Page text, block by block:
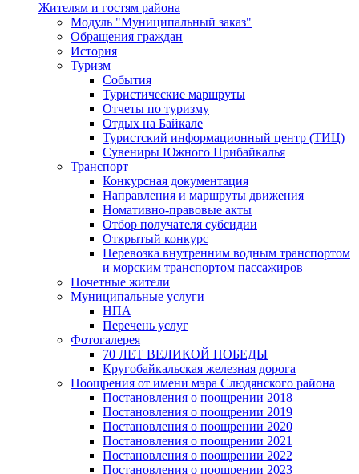
Жителям и гостям района
Модуль "Муниципальный заказ"
Обращения граждан
История
Туризм
События
Туристические маршруты
Отчеты по туризму
Отдых на Байкале
Туристский информационный центр (ТИЦ)
Сувениры Южного Прибайкалья
Транспорт
Конкурсная документация
Направления и маршруты движения
Номативно-правовые акты
Отбор получателя субсидии
Открытый конкурс
Перевозка внутренним водным транспортом
и морским транспортом пассажиров
Почетные жители
Муниципальные услуги
НПА
Перечень услуг
Фотогалерея
70 ЛЕТ ВЕЛИКОЙ ПОБЕДЫ
Кругобайкальская железная дорога
Поощрения от имени мэра Слюдянского района
Постановления о поощрении 2018
Постановления о поощрении 2019
Постановления о поощрении 2020
Постановления о поощрении 2021
Постановления о поощрении 2022
Постановления о поощрении 2023